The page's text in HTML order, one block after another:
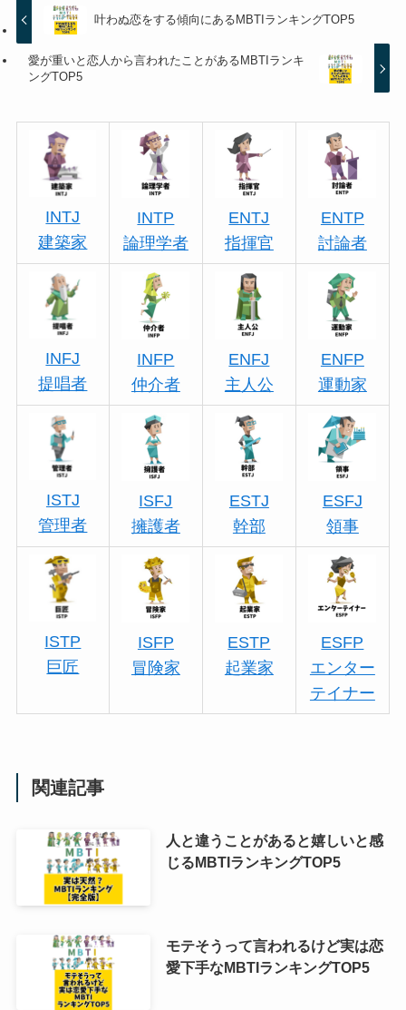
叶わぬ恋をする傾向にあるMBTIランキングTOP5
愛が重いと恋人から言われたことがあるMBTIランキ
ングTOP5
INTJ
建築家
INTP
論理学者
ENTJ
指揮官
ENTP
討論者
INFJ
提唱者
INFP
仲介者
ENFJ
主人公
ENFP
運動家
ISTJ
管理者
ISFJ
擁護者
ESTJ
幹部
ESFJ
領事
ISTP
巨匠
ISFP
冒険家
ESTP
起業家
ESFP
エンター
テイナー
関連記事
人と違うことがあると嬉しいと感
じるMBTIランキングTOP5
モテそうって言われるけど実は恋
愛下手なMBTIランキングTOP5